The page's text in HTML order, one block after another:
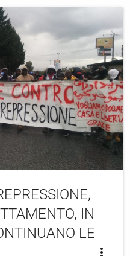
IN
LE
more_vert